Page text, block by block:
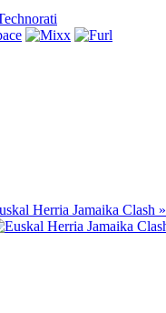
Herria Jamaika Clash »